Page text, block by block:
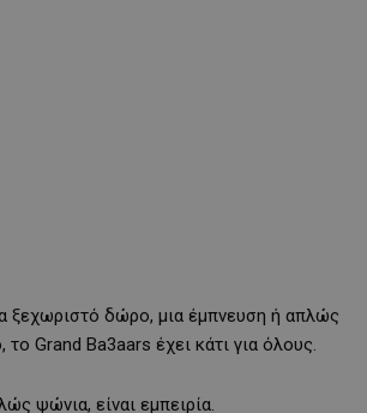
ξεχωριστό δώρο, μια έμπνευση ή απλώς
Grand Ba3aars έχει κάτι για όλους.
ψώνια, είναι εμπειρία.